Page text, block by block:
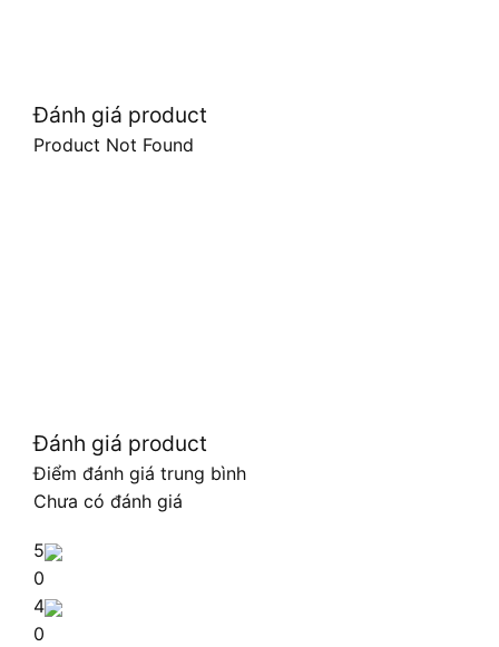
Đánh giá product
Product Not Found
Đánh giá product
Điểm đánh giá trung bình
Chưa có đánh giá
5
0
4
0